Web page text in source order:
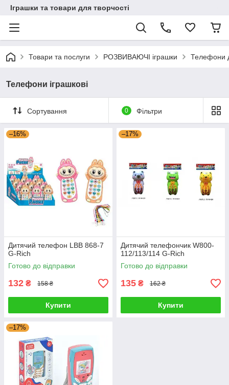
Іграшки та товари для творчості
Товари та послуги РОЗВИВАЮЧІ іграшки Телефони
Телефони іграшкові
Сортування 0 Фільтри
–16%
Дитячий телефон LBB 868-7
G-Rich
Готово до відправки
132 ₴ 158 ₴
Купити
–17%
Дитячий телефончик W800-
112/113/114 G-Rich
Готово до відправки
135 ₴ 162 ₴
Купити
–17%